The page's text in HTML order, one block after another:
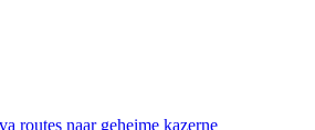
routes naar geheime kazerne